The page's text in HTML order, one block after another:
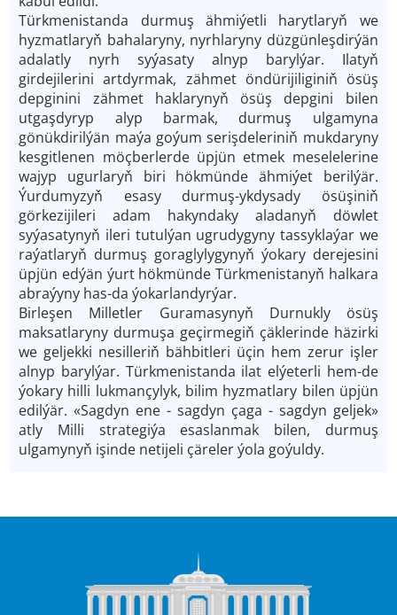
Türkmenistanda durmuş ähmiýetli harytlaryň we
hyzmatlaryň bahalaryny, nyrhlaryny düzgünleşdirýän
adalatly nyrh syýasaty alnyp barylýar. Ilatyň
girdejilerini artdyrmak, zähmet öndürijiliginiň ösüş
depginini zähmet haklarynyň ösüş depgini bilen
utgaşdyryp alyp barmak, durmuş ulgamyna
gönükdirilýän maýa goýum serişdeleriniň mukdaryny
kesgitlenen möçberlerde üpjün etmek meselelerine
wajyp ugurlaryň biri hökmünde ähmiýet berilýär.
Ýurdumyzyň esasy durmuş-ykdysady ösüşiniň
görkezijileri adam hakyndaky aladanyň döwlet
syýasatynyň ileri tutulýan ugrudygyny tassyklaýar we
raýatlaryň durmuş goraglylygynyň ýokary derejesini
üpjün edýän ýurt hökmünde Türkmenistanyň halkara
abraýyny has-da ýokarlandyrýar.
Birleşen Milletler Guramasynyň Durnukly ösüş
maksatlaryny durmuşa geçirmegiň çäklerinde häzirki
we geljekki nesilleriň bähbitleri üçin hem zerur işler
alnyp barylýar. Türkmenistanda ilat elýeterli hem-de
ýokary hilli lukmançylyk, bilim hyzmatlary bilen üpjün
edilýär. «Sagdyn ene - sagdyn çaga - sagdyn geljek»
atly Milli strategiýa esaslanmak bilen, durmuş
ulgamynyň işinde netijeli çäreler ýola goýuldy.